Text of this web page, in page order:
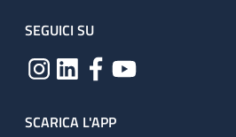
SEGUICI SU
SCARICA L'APP